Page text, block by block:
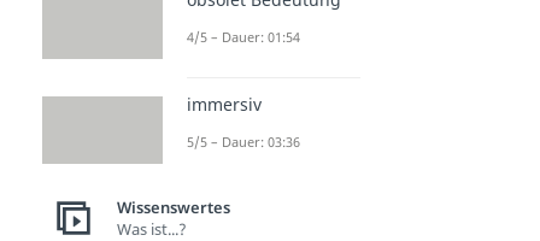
4/5 – Dauer: 01:54
immersiv
5/5 – Dauer: 03:36
Wissenswertes
Was ist...?